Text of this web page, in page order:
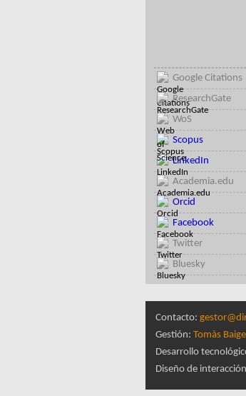
Google Citations
ResearchGate
WoS
Scopus
LinkedIn
Academia.edu
Orcid
Facebook
Twitter
Bluesky
Contacto:
Gestión: Tomàs
Desarrollo
Diseño de